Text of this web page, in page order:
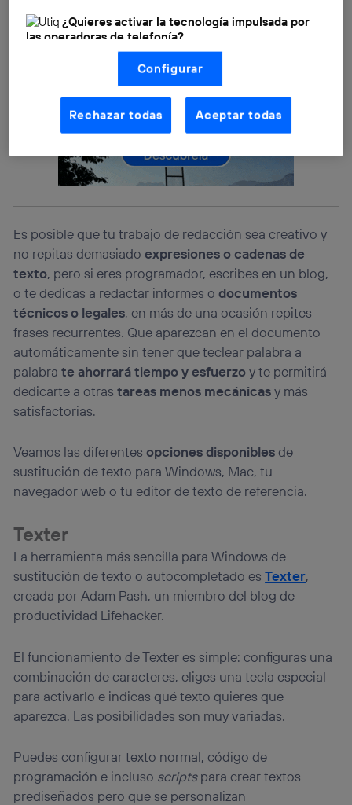
Es posible que tu trabajo de redacción sea creativo y
no repitas demasiadoexpresiones o cadenas de
texto, pero si eres programador, escribes en un blog,
o te dedicas a redactar informes odocumentos
técnicos o legales, en más de una ocasión repites
frases recurrentes. Que aparezcan en el documento
automáticamente sin tener que teclear palabra a
palabrate ahorrará tiempo y esfuerzoy te permitirá
dedicarte a otrastareas menos mecánicasy más
satisfactorias.
Veamos las diferentesopciones disponiblesde
sustitución de texto para Windows, Mac, tu
navegador web o tu editor de texto de referencia.
Texter
La herramienta más sencilla para Windows de
sustitución de texto o autocompletado esTexter,
creada por Adam Pash, un miembro del blog de
productividad Lifehacker.
El funcionamiento de Texter es simple: configuras una
combinación de caracteres, eliges una tecla especial
para activarlo e indicas qué texto quieres que
aparezca. Las posibilidades son muy variadas.
Puedes configurar texto normal, código de
programación e incluso scriptspara crear textos
prediseñados pero que se personalizan
¿Quieres activar la tecnología impulsada por
las operadoras de telefonía?
Nosotros, Telefónica S.A., utilizamos la tecnología Utiq para
realizar nuestras acciones de marketing digital o análisis
(como se describe en este aviso de consentimiento)
basadas en tu navegación en nuestra(s) web(s)
aquí(solo cuando utilizas una conexión a
internet habilitada , proporcionada por una de las
operadoras de telefonía participantes, y otorgas tu
La tecnología Utiq está diseñada con la privacidad como
prioridad ofreciéndote elección y control.
La tecnología utiliza un identificador cifrado creado por tu
información de la cuenta de cliente de
telecomunicaciones vinculada a la conexión que utilizas
(p. ej., número de teléfono móvil).
Este identificador se asigna a la conexión de internet, por
lo que cualquier persona que conecte su dispositivo y
consienta el uso de la tecnología recibirá el mismo
identificador. Típicamente:
Si utilizas unaconexión de banda ancha(p. ej., Wi-Fi),
el marketing o análisis se realizará en función de las
actividades de navegación de los miembros del hogar
que hayan dado su consentimiento.
Si utilizasdatos móviles
navegación del usuario del móvil.
Puedes gestionar los consentimientos Utiq seleccionando
“Administrar Utiq” en la parte inferior de esta página web o
visitando el portal de privacidad de Utiq
la política de privacidad de Utiq
Configurar
Rechazar todas Aceptar todas